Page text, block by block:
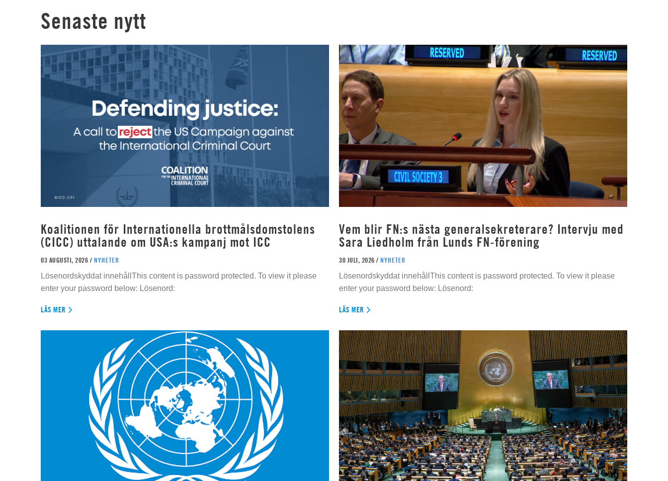
Senaste nytt
Koalitionen för Internationella brottmålsdomstolens
(CICC) uttalande om USA:s kampanj mot ICC
03 AUGUSTI, 2026 / NYHETER
Lösenordskyddat innehållThis content is password protected. To view it please
enter your password below: Lösenord:
LÄS MER
Vem blir FN:s nästa generalsekreterare? Intervju med
Sara Liedholm från Lunds FN-förening
30 JULI, 2026 / NYHETER
Lösenordskyddat innehållThis content is password protected. To view it please
enter your password below: Lösenord:
LÄS MER